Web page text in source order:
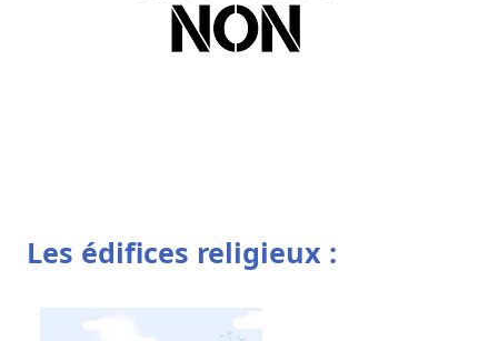
Les édifices religieux :